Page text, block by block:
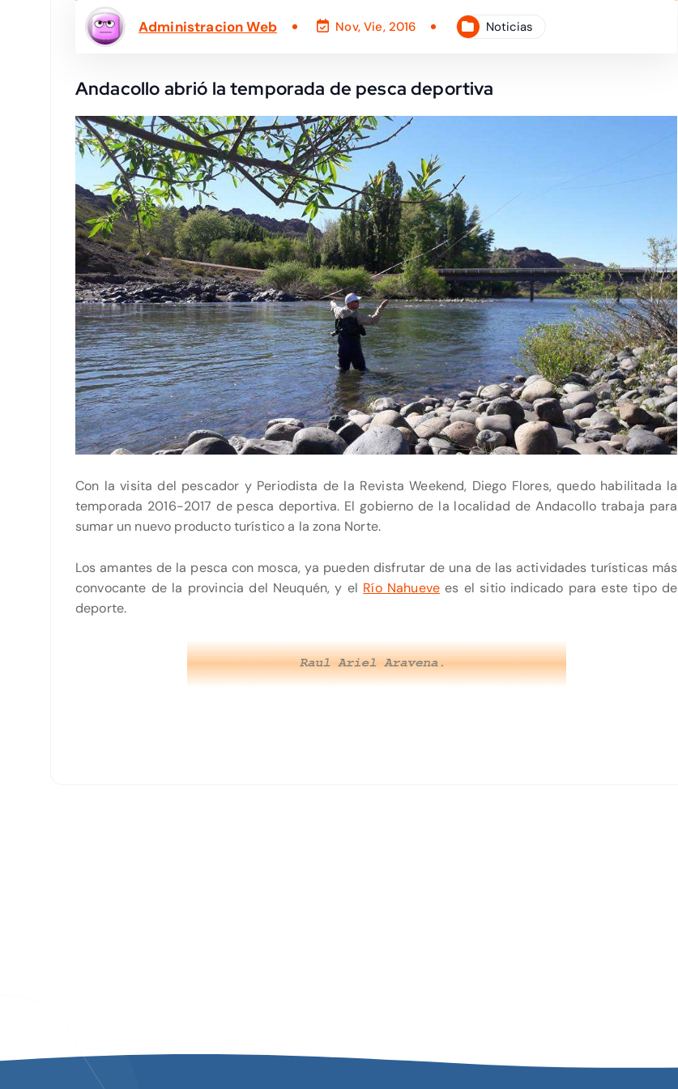
Administracion Web Nov, Vie, 2016 Noticias
Andacollo abrió la temporada de pesca deportiva
Con la visita del pescador y Periodista de la Revista Weekend, Diego Flores, quedo habilitada la
temporada 2016-2017 de pesca deportiva. El gobierno de la localidad de Andacollo trabaja para
sumar un nuevo producto turístico a la zona Norte.
Los amantes de la pesca con mosca, ya pueden disfrutar de una de las actividades turísticas más
convocante de la provincia del Neuquén, y el Río Nahueve es el sitio indicado para este tipo de
deporte.